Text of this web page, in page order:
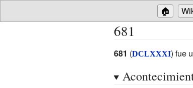
🏠
681
681 (DCLXXXI) fue